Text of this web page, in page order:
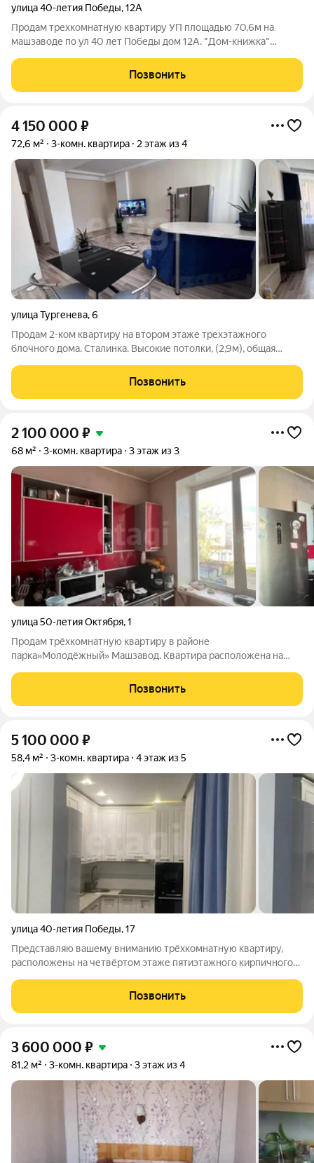
улица 40-летия Победы,12А
Продам трехкомнатную квартиру УП площадью 70,6м на
машзаводе по ул 40 лет Победы дом 12А. "Дом-книжка"
Состояние квартиры обычное, все три комнаты раздельные и
достаточно большие по площади. Санузел
Позвонить
4 150 000 ₽
72,6 м² 3-комн. квартира 2 этаж из 4
улица Тургенева,6
Продам 2-ком квартиру на втором этаже трехэтажного
блочного дома. Сталинка. Высокие потолки, (2,9м), общая
качественным косметическим ремонтом. Остается кухонный
гарнитур, частично встроенная
Позвонить
2 100 000 ₽
68 м² 3-комн. квартира 3 этаж из 3
улица 50-летия Октября,1
Продам трёхкомнатную квартиру в районе
парка»Молодёжный» Машзавод. Квартира расположена на
ремонт косметический, санузел раздельный. Комнаты
просторные, большие. Квартира для большой семьи. Вся
Позвонить
5 100 000 ₽
58,4 м² 3-комн. квартира 4 этаж из 5
улица 40-летия Победы,17
Представляю вашему вниманию трёхкомнатную квартиру,
расположены на четвёртом этаже пятиэтажного кирпичного
установлены пластиковые окна. Балкон застеклён, выполнено
внутренняя обшивка балкона. Санузел
Позвонить
3 600 000 ₽
81,2 м² 3-комн. квартира 3 этаж из 4